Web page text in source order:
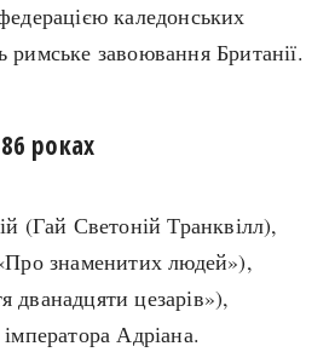
каледонських
завоювання Британії.
роках
(Гай Светоній Транквілл),
знаменитих людей»),
цезарів»),
Адріана.